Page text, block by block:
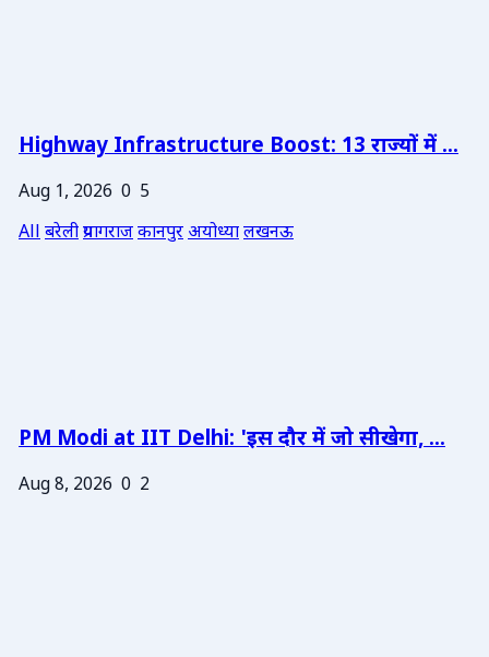
Highway Infrastructure Boost: 13 राज्यों में ...
Aug 1, 2026 0 5
Allबरेलीप्रयागराजकानपुरअयोध्यालखनऊ
PM Modi at IIT Delhi: 'इस दौर में जो सीखेगा, ...
Aug 8, 2026 0 2